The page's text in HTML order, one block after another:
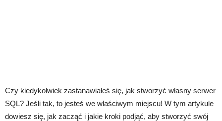
Czy kiedykolwiek zastanawiałeś się, jak stworzyć własny serwer
SQL? Jeśli tak, to jesteś we właściwym miejscu! W tym artykule
dowiesz się, jak zacząć i jakie kroki podjąć, aby stworzyć swój